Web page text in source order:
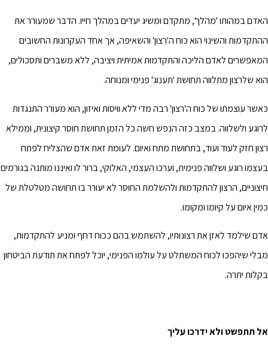
האדם במהותו 'מהלך', מתקדם ומשיג יעדים במהלך חייו. הדבר שמעורר את
ההתקדמות והשינוי הוא כוח ה'רצון' והשאיפה, אך אחד העקרונות החשובים
המאפשרים לאדם הליכה והתקדמות אמיתית ויציבה, ללא משברים ותסכולים,
הוא שלרצון מתלווה תחושת 'תענוג' פנימי ומנוחה.
כאשר עוצמתו של כוח ה'רצון' רבה מדי ללא וויסות ואיזון, הוא מעורר התנגדות
לרוגע ולשלווה. במצב כזה הנפש חשה כל הזמן תחושת חוסר קיצונית, וממילא
רצון חזק לעוד ועוד, בתחושת מתח ואיום. לעומת זאת אדם שהצליח לפתח
בעצמו רוגע ושלווה פנימית, וערכו העצמי, האלוקי, ברור לו ואיננו מותנה בגורמים
חיצוניים, הרצון להתקדמות ולהשלמת החוסר לא יעורר בו תחושה מטלטלת של
כמין איום על קיומו ומקומו.
אדם שילמד לאזן את רצונותיו, להשתמש בהם ככוח דחף ומניע להתקדמות,
מבלי שיהפכו לכוח המשתלט על עולמו הפנימי, יוכל לפתח את תודעת הביטחון
בקלות יתרה.
אל תתפשט ולא ידרכו עליך